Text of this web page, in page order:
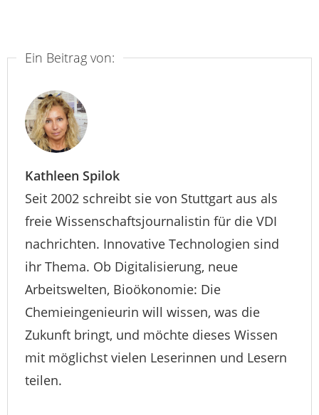
Ein Beitrag von:
Kathleen Spilok
Seit 2002 schreibt sie von Stuttgart aus als
freie Wissenschaftsjournalistin für die VDI
nachrichten. Innovative Technologien sind
ihr Thema. Ob Digitalisierung, neue
Arbeitswelten, Bioökonomie: Die
Chemieingenieurin will wissen, was die
Zukunft bringt, und möchte dieses Wissen
mit möglichst vielen Leserinnen und Lesern
teilen.